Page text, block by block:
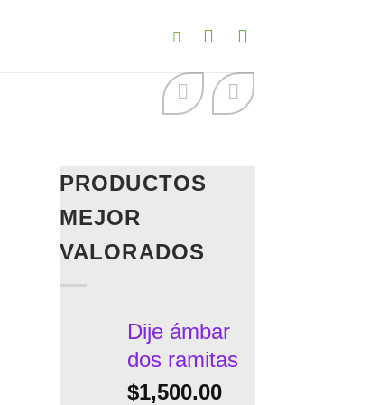
PRODUCTOS
MEJOR
VALORADOS
Dije ámbar
dos ramitas
$1,500.00